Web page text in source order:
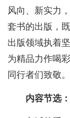
风向、新实力
套书的出版，
出版领域执着
为精品力作喝
同行者们致敬。
内容节选：